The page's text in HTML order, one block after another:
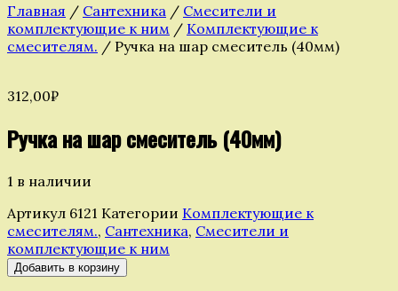
Главная / Сантехника / Смесители и
комплектующие к ним / Комплектующие к
смесителям. / Ручка на шар смеситель (40мм)
312,00₽
Ручка на шар смеситель (40мм)
1 в наличии
Артикул 6121 Категории Комплектующие к
смесителям., Сантехника, Смесители и
комплектующие к ним
Количество
товара
Добавить в корзину